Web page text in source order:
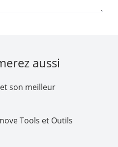
aussi
son meilleur
Tools et Outils